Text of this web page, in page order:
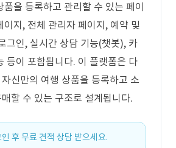
을 등록하고 관리할 수 있는 페이
이지, 전체 관리자 페이지, 예약 및
그인, 실시간 상담 기능(챗봇), 카
등이 포함됩니다. 이 플랫폼은 다
신만의 여행 상품을 등록하고 소
할 수 있는 구조로 설계됩니다.
후 무료 견적 상담 받으세요.